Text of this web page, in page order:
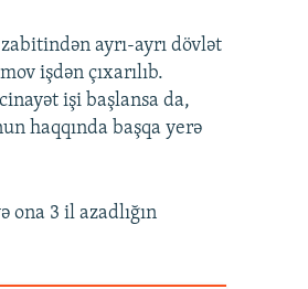
ayrı-ayrı dövlət
işdən çıxarılıb.
işi başlansa da,
haqqında başqa yerə
ona 3 il azadlığın